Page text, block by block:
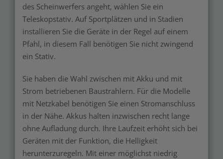
des Scheinwerfers angeht, wählen Sie ein
Teleskopstativ. Auf Sportplätzen und in Stadien
installieren Sie die Geräte in der Regel auf einem
Pfahl, in diesem Fall benötigen Sie nicht zwingend
ein Stativ.
Sie haben die Wahl zwischen mit Akku und mit
Strom betriebenen Baustrahlern. Für die Modelle
mit Netzkabel benötigen Sie einen Stromanschluss
in der Nähe. Akkus halten inzwischen recht lange
ohne Aufladung durch. Ihre Laufzeit erhöht sich bei
Geräten mit der Funktion, die Helligkeit
herunterzuregeln. Mit einer möglichst niedrig